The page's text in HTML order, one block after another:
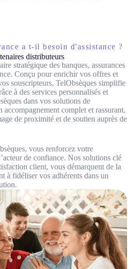
a t-il besoin d'assistance ?
distributeurs
stratégique des banques, assurances
Conçu pour enrichir vos offres et
souscripteurs, TelObsèques simplifie
à des services personnalisés et
dans vos solutions de
accompagnement complet et rassurant,
de proximité et de soutien auprès de
vous renforcez votre
de confiance. Nos solutions clé
client, vous démarquent de la
à fidéliser vos adhérents dans un